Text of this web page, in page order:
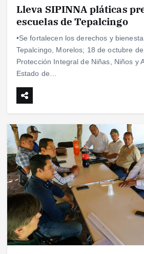
Lleva SIPINNA pláticas
escuelas de Tepalcingo
•Se fortalecen los derechos y
Tepalcingo, Morelos; 18 de octubre
Protección Integral de Niñas, Niños y
Estado de…